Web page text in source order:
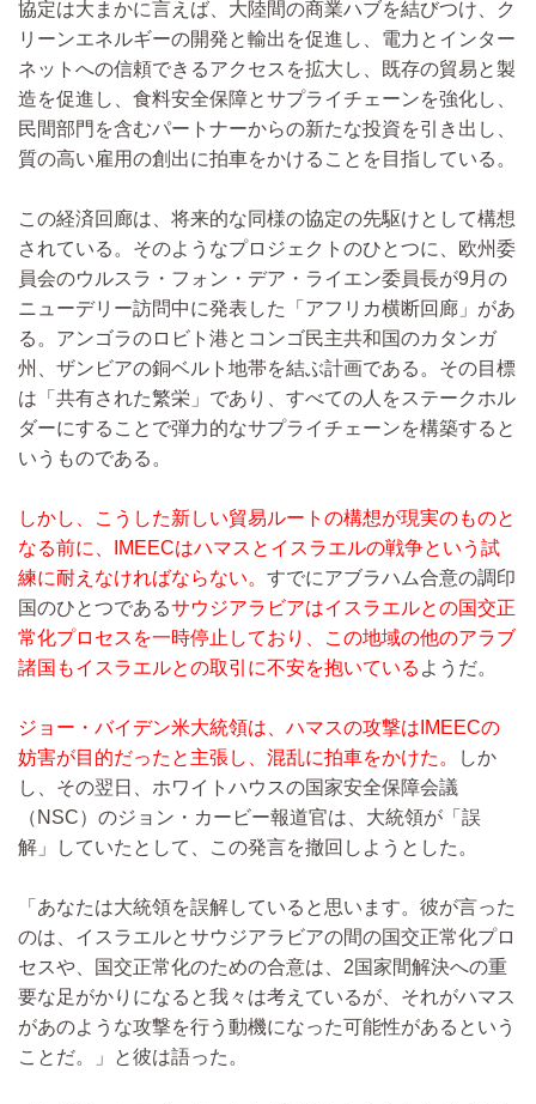
協定は大まかに言えば、大陸間の商業ハブを結びつけ、ク
リーンエネルギーの開発と輸出を促進し、電力とインター
ネットへの信頼できるアクセスを拡大し、既存の貿易と製
造を促進し、食料安全保障とサプライチェーンを強化し、
民間部門を含むパートナーからの新たな投資を引き出し、
質の高い雇用の創出に拍車をかけることを目指している。
この経済回廊は、将来的な同様の協定の先駆けとして構想
されている。そのようなプロジェクトのひとつに、欧州委
員会のウルスラ・フォン・デア・ライエン委員長が9月の
ニューデリー訪問中に発表した「アフリカ横断回廊」があ
る。アンゴラのロビト港とコンゴ民主共和国のカタンガ
州、ザンビアの銅ベルト地帯を結ぶ計画である。その目標
は「共有された繁栄」であり、すべての人をステークホル
ダーにすることで弾力的なサプライチェーンを構築すると
いうものである。
しかし、こうした新しい貿易ルートの構想が現実のものと
なる前に、IMEECはハマスとイスラエルの戦争という試
練に耐えなければならない。 すでにアブラハム合意の調印
国のひとつであるサウジアラビアはイスラエルとの国交正
常化プロセスを一時停止しており、この地域の他のアラブ
諸国もイスラエルとの取引に不安を抱いている ようだ。
ジョー・バイデン米大統領は、ハマスの攻撃はIMEECの
妨害が目的だったと主張し、混乱に拍車をかけた。
しか
し、その翌日、ホワイトハウスの国家安全保障会議
（NSC）のジョン・カービー報道官は、大統領が「誤
解」していたとして、この発言を撤回しようとした。
「あなたは大統領を誤解していると思います。彼が言った
のは、イスラエルとサウジアラビアの間の国交正常化プロ
セスや、国交正常化のための合意は、2国家間解決への重
要な足がかりになると我々は考えているが、それがハマス
があのような攻撃を行う動機になった可能性があるという
ことだ。」と彼は語った。